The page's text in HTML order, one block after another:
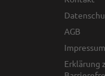
AGB
Impressum
Erklärung